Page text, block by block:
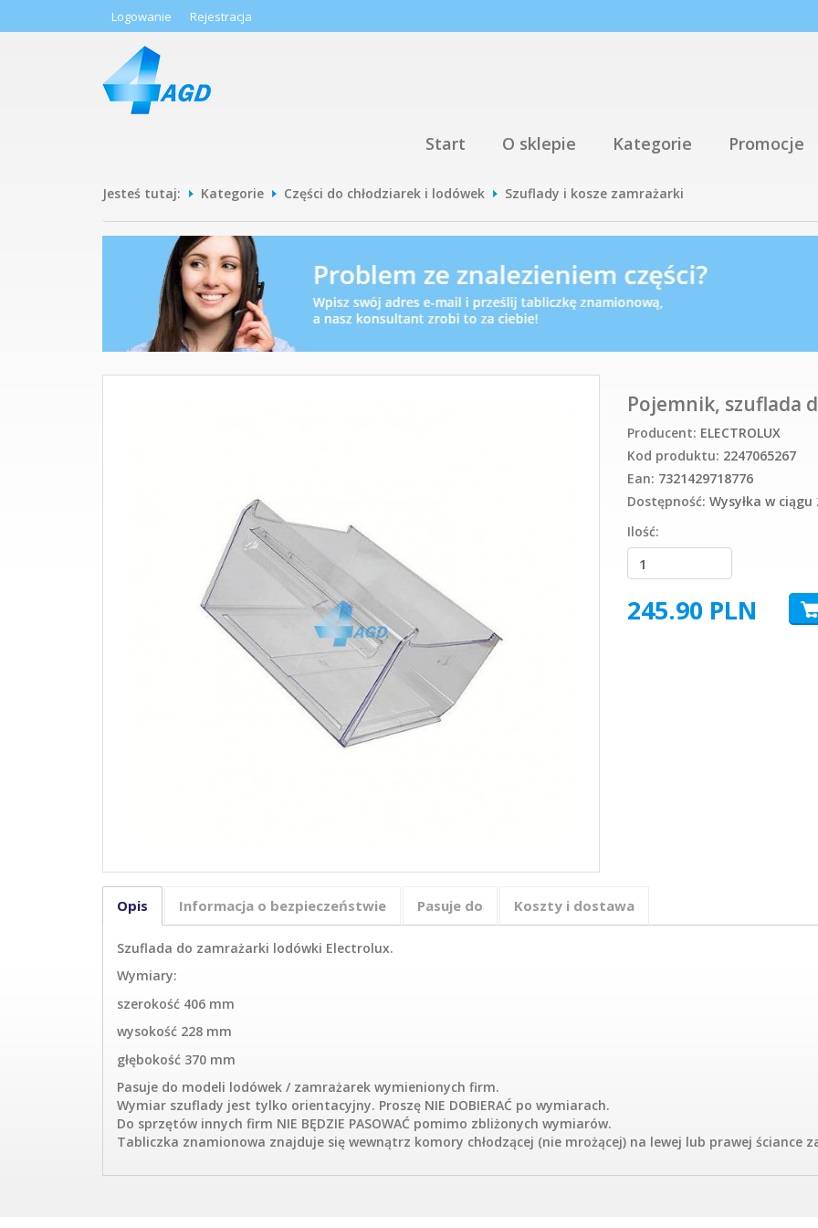
Logowanie Rejestracja
Start O sklepie Kategorie Promocje
Jesteś tutaj: Kategorie Części do chłodziarek i lodówek Szuflady i kosze zamrażarki
Pojemnik, szuflada
Producent: ELECTROLUX
Kod produktu: 2247065267
Ean: 7321429718776
Dostępność: Wysyłka w ciągu
Ilość:
245.90 PLN
Opis Informacja o bezpieczeństwie Pasuje do Koszty i dostawa
Szuflada do zamrażarki lodówki Electrolux.
Wymiary:
szerokość 406 mm
wysokość 228 mm
głębokość 370 mm
Pasuje do modeli lodówek / zamrażarek wymienionych firm.
Wymiar szuflady jest tylko orientacyjny. Proszę NIE DOBIERAĆ po wymiarach.
Do sprzętów innych firm NIE BĘDZIE PASOWAĆ pomimo zbliżonych wymiarów.
Tabliczka znamionowa znajduje się wewnątrz komory chłodzącej (nie mrożącej) na lewej lub prawej ściance